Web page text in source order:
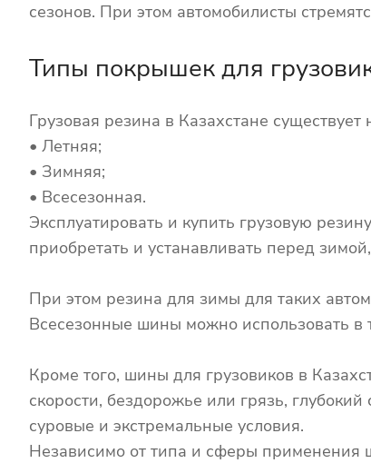
сезонов. При этом автомобилисты
Типы покрышек для
Грузовая резина в Казахстане
• Летняя;
• Зимняя;
• Всесезонная.
Эксплуатировать и купить грузовую
приобретать и устанавливать перед
При этом резина для зимы для таких
Всесезонные шины можно использовать в
Кроме того, шины для грузовиков в
скорости, бездорожье или грязь,
суровые и экстремальные условия.
Независимо от типа и сферы применения